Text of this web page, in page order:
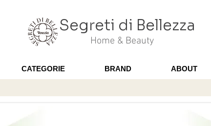
Segreti di Bellezza
Home & Beauty
CATEGORIE BRAND ABOUT